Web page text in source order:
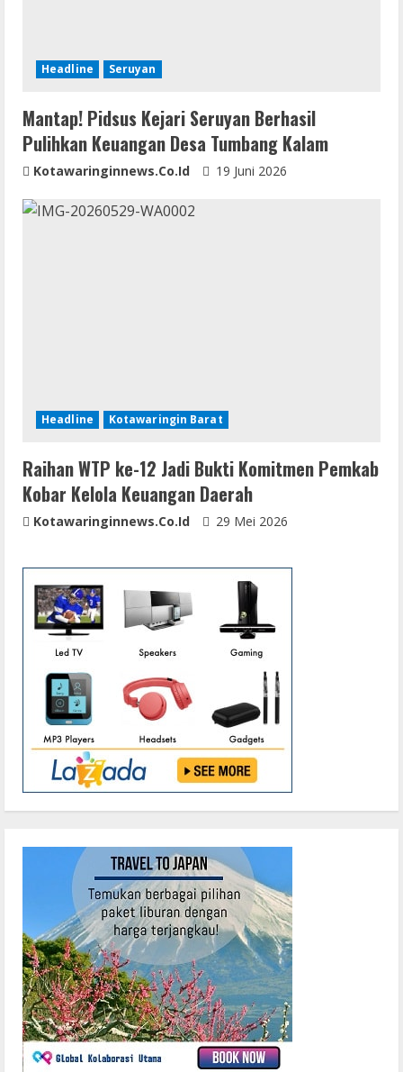
Headline Seruyan
Mantap! Pidsus Kejari Seruyan Berhasil
Pulihkan Keuangan Desa Tumbang Kalam
Kotawaringinnews.co.id 19 Juni 2026
Headline Kotawaringin Barat
Raihan WTP ke-12 Jadi Bukti Komitmen Pemkab
Kobar Kelola Keuangan Daerah
Kotawaringinnews.co.id 29 Mei 2026